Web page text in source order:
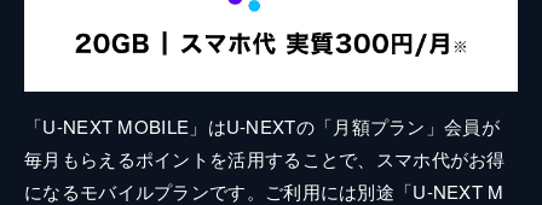
「U-NEXT MOBILE」はU-NEXTの「月額プラン」会員が
毎月もらえるポイントを活用することで、スマホ代がお得
になるモバイルプランです。ご利用には別途「U-NEXT M